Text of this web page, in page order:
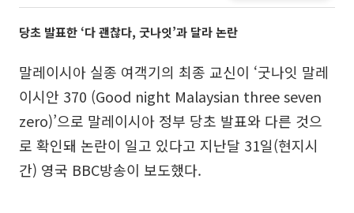
당초 발표한 ‘다 괜찮다, 굿나잇’과 달라 논란
말레이시아 실종 여객기의 최종 교신이 ‘굿나잇 말레
이시안 370 (Good night Malaysian three seven
zero)’으로 말레이시아 정부 당초 발표와 다른 것으
로 확인돼 논란이 일고 있다고 지난달 31일(현지시
간) 영국 BBC방송이 보도했다.